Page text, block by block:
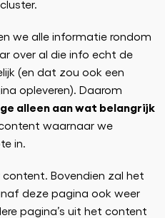
we alle informatie rondom
over al die info echt de
(en dat zou ook een
opleveren). Daarom
alleen aan wat belangrijk
waarnaar we
in.
Bovendien zal het
deze pagina ook weer
pagina’s uit het content